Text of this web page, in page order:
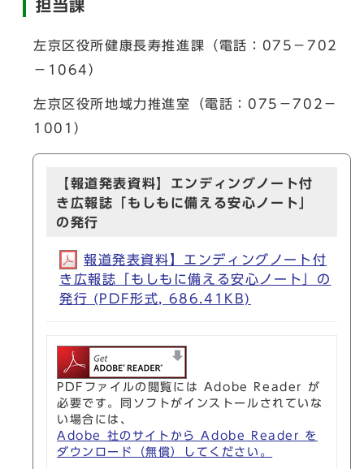
担当課
左京区役所健康長寿推進課（電話：075－702
－1064）
左京区役所地域力推進室（電話：075－702－
1001）
【報道発表資料】エンディングノート付
き広報誌「もしもに備える安心ノート」
の発行
報道発表資料】エンディングノート付
き広報誌「もしもに備える安心ノート」の
発行 (PDF形式, 686.41KB)
PDFファイルの閲覧には Adobe Reader が
必要です。同ソフトがインストールされていな
い場合には、
Adobe 社のサイトから Adobe Reader を
ダウンロード（無償）してください。